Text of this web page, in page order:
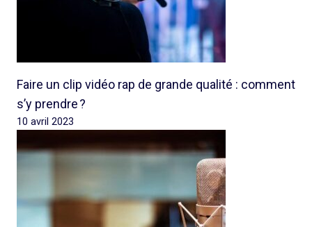
Faire un clip vidéo rap de grande qualité : comment
s’y prendre ?
10 avril 2023